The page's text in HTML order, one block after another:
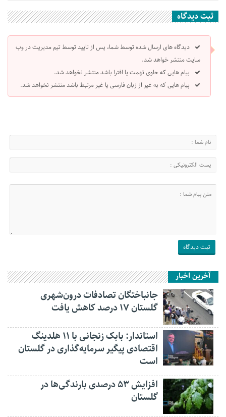
ثبت دیدگاه
دیدگاه های ارسال شده توسط شما، پس از تایید توسط تیم مدیریت در وب
سایت منتشر خواهد شد.
پیام هایی که حاوی تهمت یا افترا باشد منتشر نخواهد شد.
پیام هایی که به غیر از زبان فارسی یا غیر مرتبط باشد منتشر نخواهد شد.
آخرین اخبار
جانباختگان تصادفات درون‌شهری
گلستان ۱۷ درصد کاهش یافت
استاندار: بابک زنجانی با ۱۱ هلدینگ
اقتصادی پیگیر سرمایه‌گذاری در گلستان
است
افزایش ۵۳ درصدی بارندگی‌ها در
گلستان